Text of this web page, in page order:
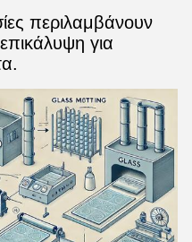
περιλαμβάνουν
για